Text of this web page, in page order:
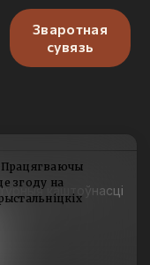
Зваротная
сувязь
каштоўнасці
Працягваючы
згоду на